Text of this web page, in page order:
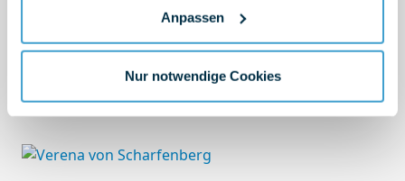
Anpassen
Nur notwendige Cookies
manoj.kumar